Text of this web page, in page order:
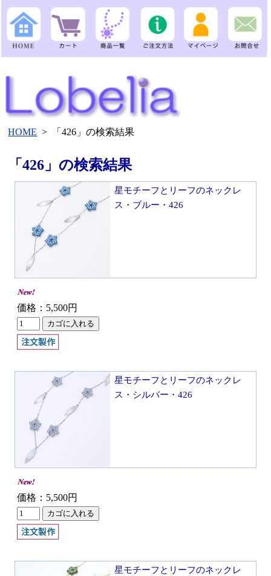
HOME > 「426」の検索結果
「426」の検索結果
星モチーフとリーフのネックレ
ス・ブルー・426
価格：5,500円
星モチーフとリーフのネックレ
ス・シルバー・426
価格：5,500円
星モチーフとリーフのネックレ